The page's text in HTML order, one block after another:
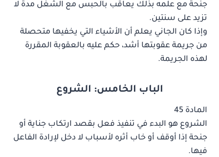
جنحة مع علمه بذلك يعاقب بالحبس مع الشغل مدة لا
تزيد على سنتين.
وإذا كان الجاني يعلم أن الأشياء التي يخفيها متحصلة
من جريمة عقوبتها أشد، حكم عليه بالعقوبة المقررة
لهذه الجريمة.
الباب الخامس: الشروع
المادة 45
الشروع هو البدء في تنفيذ فعل بقصد ارتكاب جناية أو
جنحة إذا أوقف أو خاب أثره لأسباب لا دخل لإرادة الفاعل
فيها.